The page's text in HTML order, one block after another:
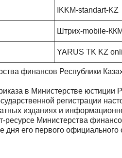
IKKM-standart-KZ
Штрих-mobile-
YARUS TK KZ
финансов Республики
в Министерстве юстиции
регистрации
изданиях и
Министерства
его первого официального